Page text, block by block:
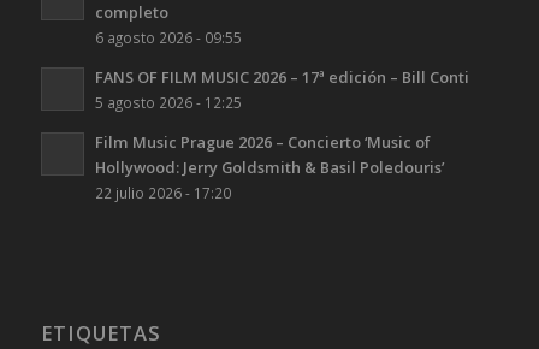
completo
6 agosto 2026 - 09:55
FANS OF FILM MUSIC 2026 – 17ª edición – Bill Conti
5 agosto 2026 - 12:25
Film Music Prague 2026 – Concierto ‘Music of
Hollywood: Jerry Goldsmith & Basil Poledouris’
22 julio 2026 - 17:20
ETIQUETAS